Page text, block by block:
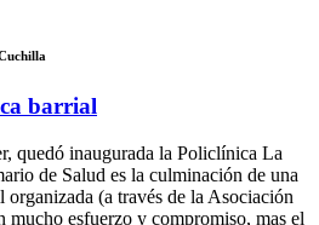
barrial
quedó inaugurada la Policlínica La
de Salud es la culminación de una
(a través de la Asociación
esfuerzo y compromiso, mas el